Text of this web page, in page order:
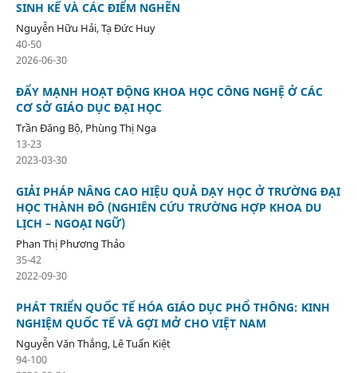
SINH KẾ VÀ CÁC ĐIỂM NGHẼN
Nguyễn Hữu Hải, Tạ Đức Huy
40-50
2026-06-30
ĐẨY MẠNH HOẠT ĐỘNG KHOA HỌC CÔNG NGHỆ Ở CÁC
CƠ SỞ GIÁO DỤC ĐẠI HỌC
Trần Đăng Bộ, Phùng Thị Nga
13-23
2023-03-30
GIẢI PHÁP NÂNG CAO HIỆU QUẢ DẠY HỌC Ở TRƯỜNG ĐẠI
HỌC THÀNH ĐÔ (NGHIÊN CỨU TRƯỜNG HỢP KHOA DU
LỊCH – NGOẠI NGỮ)
Phan Thị Phương Thảo
35-42
2022-09-30
PHÁT TRIỂN QUỐC TẾ HÓA GIÁO DỤC PHỔ THÔNG: KINH
NGHIỆM QUỐC TẾ VÀ GỢI MỞ CHO VIỆT NAM
Nguyễn Văn Thắng, Lê Tuấn Kiệt
94-100